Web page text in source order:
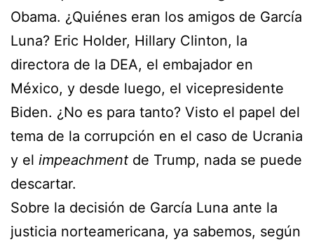
Obama. ¿Quiénes eran los amigos de García
Luna? Eric Holder, Hillary Clinton, la
directora de la DEA, el embajador en
México, y desde luego, el vicepresidente
Biden. ¿No es para tanto? Visto el papel del
tema de la corrupción en el caso de Ucrania
y el impeachment de Trump, nada se puede
descartar.
Sobre la decisión de García Luna ante la
justicia norteamericana, ya sabemos, según